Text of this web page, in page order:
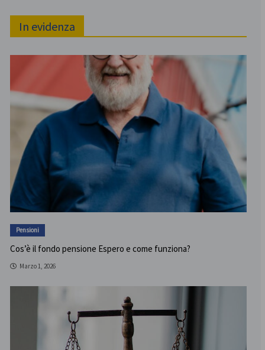
In evidenza
Pensioni
Cos’è il fondo pensione Espero e come funziona?
Marzo 1, 2026